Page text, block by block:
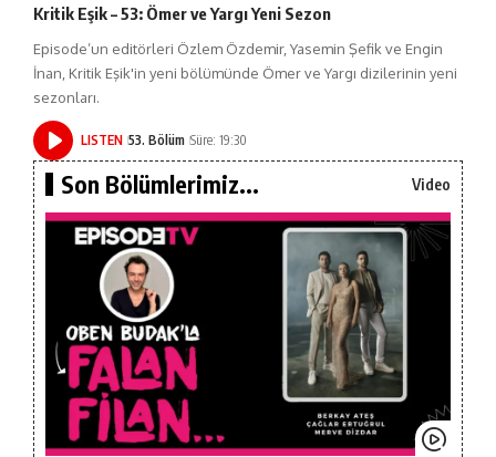
Kritik Eşik – 53: Ömer ve Yargı Yeni Sezon
Episode’un editörleri Özlem Özdemir, Yasemin Şefik ve Engin
İnan, Kritik Eşik'in yeni bölümünde Ömer ve Yargı dizilerinin yeni
sezonları.
LISTEN 53. Bölüm Süre: 19:30
Son Bölümlerimiz... Video